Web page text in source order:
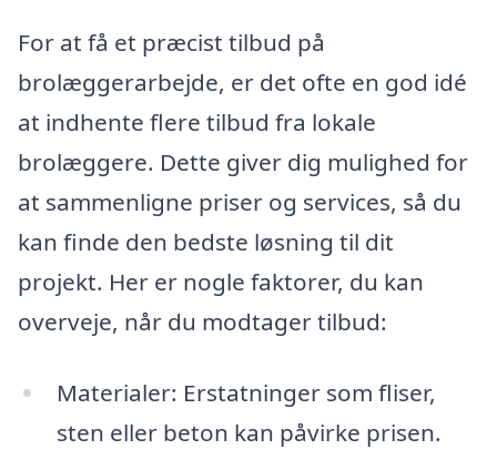
For at få et præcist tilbud på
brolæggerarbejde, er det ofte en god idé
at indhente flere tilbud fra lokale
brolæggere. Dette giver dig mulighed for
at sammenligne priser og services, så du
kan finde den bedste løsning til dit
projekt. Her er nogle faktorer, du kan
overveje, når du modtager tilbud:
Materialer: Erstatninger som fliser,
sten eller beton kan påvirke prisen.